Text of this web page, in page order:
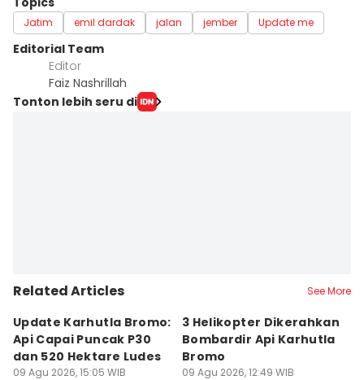
Jatim emil dardak jalan jember Update me
Editorial Team
Editor
Faiz Nashrillah
Tonton lebih seru di
Related Articles See More
Update Karhutla Bromo:
Api Capai Puncak P30
dan 520 Hektare Ludes
09 Agu 2026, 15:05 WIB
3 Helikopter Dikerahkan
Bombardir Api Karhutla
Bromo
09 Agu 2026, 12:49 WIB